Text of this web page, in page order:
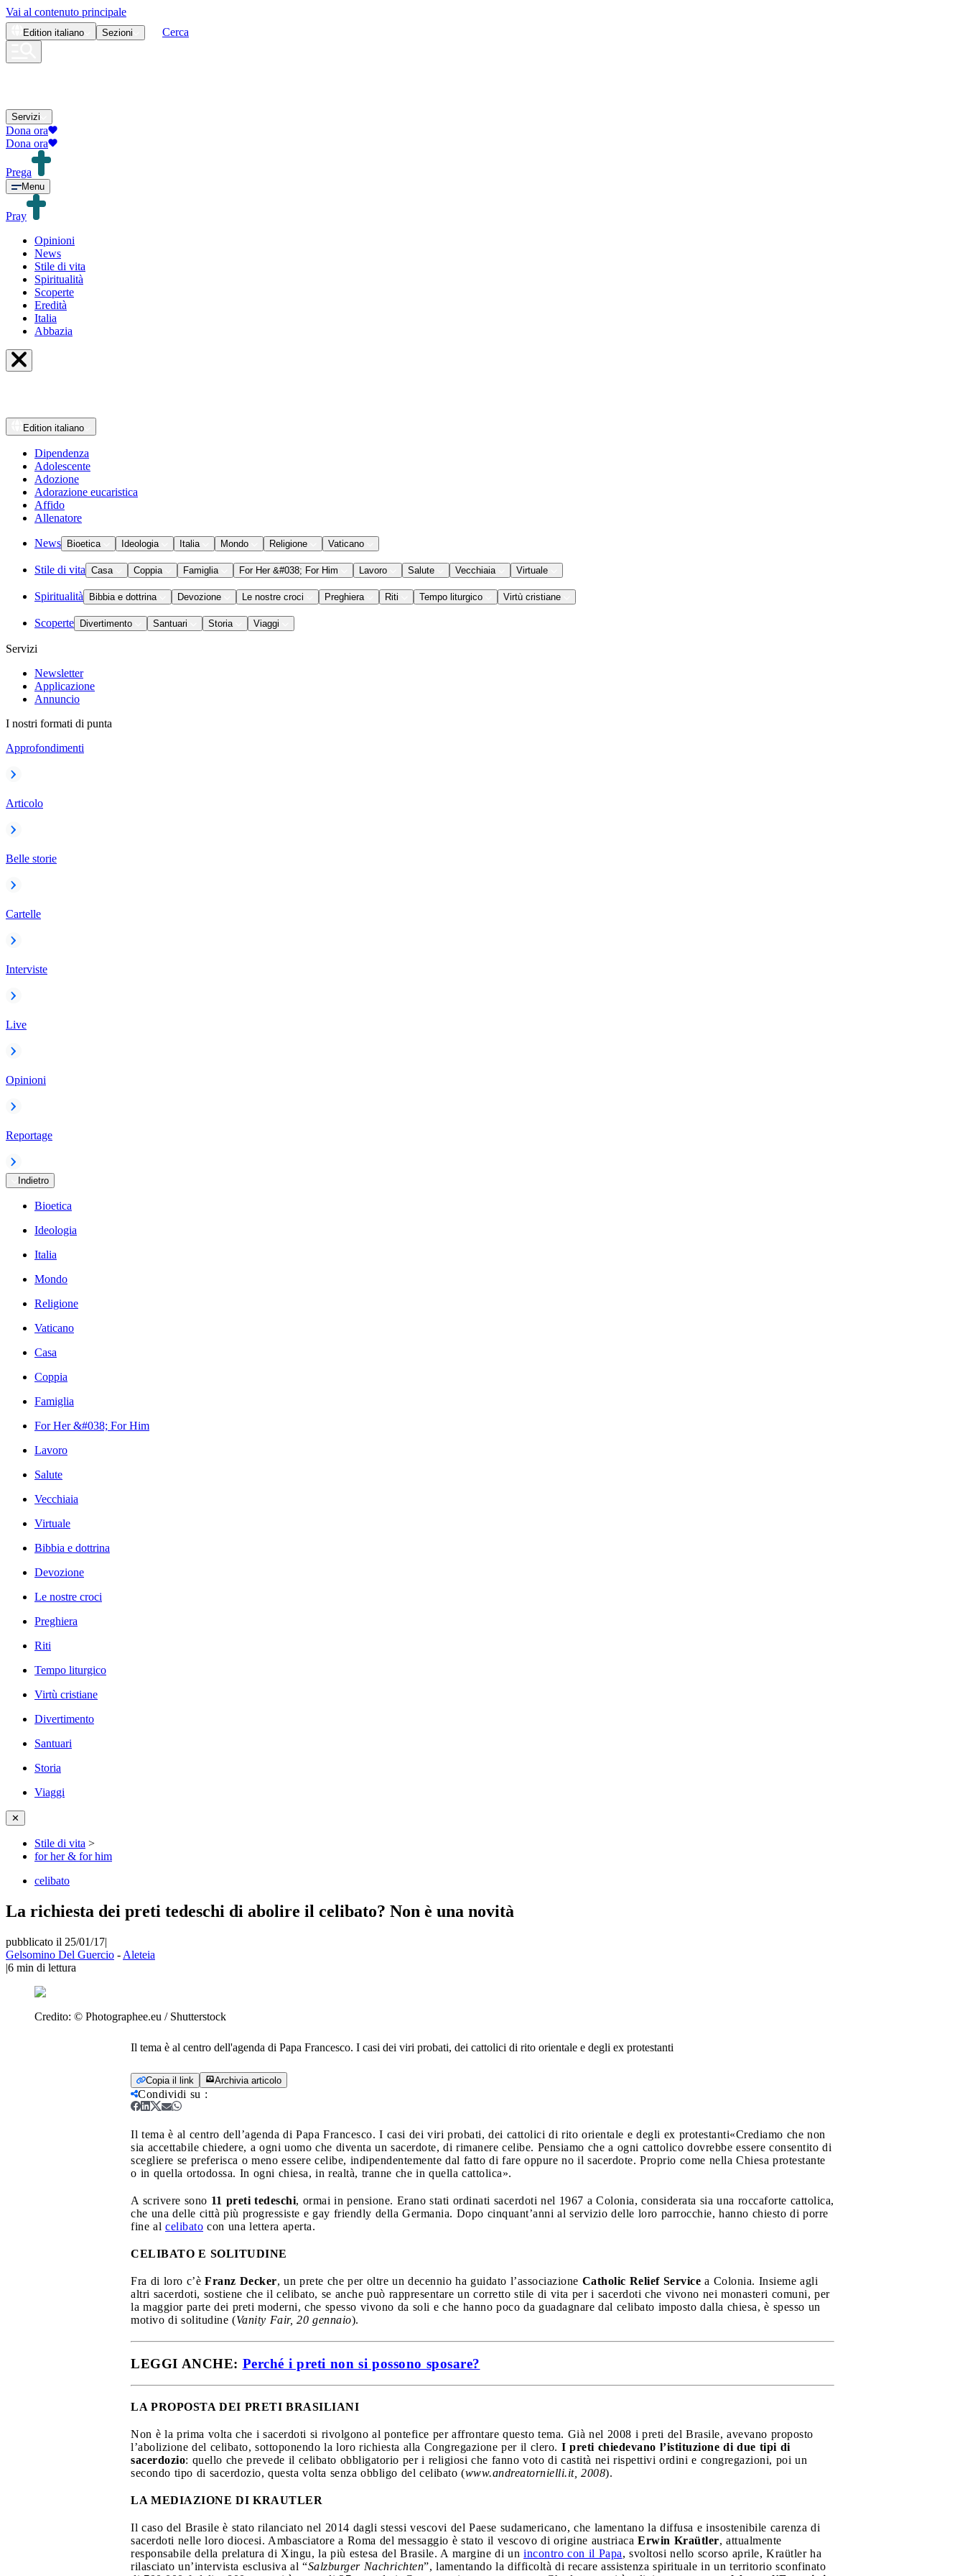
Vai al contenuto principale
Edition italiano Sezioni Cerca
Servizi
Dona ora
Dona ora
Prega
Menu
Pray
Opinioni
News
Stile di vita
Spiritualità
Scoperte
Eredità
Italia
Abbazia
Edition italiano
Dipendenza
Adolescente
Adozione
Adorazione eucaristica
Affido
Allenatore
News Bioetica Ideologia Italia Mondo Religione Vaticano
Stile di vita Casa Coppia Famiglia For Her &#038; For Him Lavoro Salute Vecchiaia Virtuale
Spiritualità Bibbia e dottrina Devozione Le nostre croci Preghiera Riti Tempo liturgico Virtù cristiane
Scoperte Divertimento Santuari Storia Viaggi
Servizi
Newsletter
Applicazione
Annuncio
I nostri formati di punta
Approfondimenti
Articolo
Belle storie
Cartelle
Interviste
Live
Opinioni
Reportage
Indietro
Bioetica
Ideologia
Italia
Mondo
Religione
Vaticano
Casa
Coppia
Famiglia
For Her &#038; For Him
Lavoro
Salute
Vecchiaia
Virtuale
Bibbia e dottrina
Devozione
Le nostre croci
Preghiera
Riti
Tempo liturgico
Virtù cristiane
Divertimento
Santuari
Storia
Viaggi
✕
Stile di vita >
for her & for him
celibato
La richiesta dei preti tedeschi di abolire il celibato? Non è una novità
pubblicato il 25/01/17|
Gelsomino Del Guercio - Aleteia
|6 min di lettura
Credito: © Photographee.eu / Shutterstock
Il tema è al centro dell'agenda di Papa Francesco. I casi dei viri probati, dei cattolici di rito orientale e degli ex protestanti
Copia il link Archivia articolo
Condividi su :
Il tema è al centro dell’agenda di Papa Francesco. I casi dei viri probati, dei cattolici di rito orientale e degli ex protestanti«Crediamo che non
sia accettabile chiedere, a ogni uomo che diventa un sacerdote, di rimanere celibe. Pensiamo che a ogni cattolico dovrebbe essere consentito di
scegliere se preferisca o meno essere celibe, indipendentemente dal fatto di fare oppure no il sacerdote. Proprio come nella Chiesa protestante
o in quella ortodossa. In ogni chiesa, in realtà, tranne che in quella cattolica».
A scrivere sono 11 preti tedeschi, ormai in pensione. Erano stati ordinati sacerdoti nel 1967 a Colonia, considerata sia una roccaforte cattolica,
che una delle città più progressiste e gay friendly della Germania. Dopo cinquant’anni al servizio delle loro parrocchie, hanno chiesto di porre
fine al celibato con una lettera aperta.
CELIBATO E SOLITUDINE
Fra di loro c’è Franz Decker, un prete che per oltre un decennio ha guidato l’associazione Catholic Relief Service a Colonia. Insieme agli
altri sacerdoti, sostiene che il celibato, se anche può rappresentare un corretto stile di vita per i sacerdoti che vivono nei monasteri comuni, per
la maggior parte dei preti moderni, che spesso vivono da soli e che hanno poco da guadagnare dal celibato imposto dalla chiesa, è spesso un
motivo di solitudine (Vanity Fair, 20 gennaio).
LEGGI ANCHE: Perché i preti non si possono sposare?
LA PROPOSTA DEI PRETI BRASILIANI
Non è la prima volta che i sacerdoti si rivolgono al pontefice per affrontare questo tema. Già nel 2008 i preti del Brasile, avevano proposto
l’abolizione del celibato, sottoponendo la loro richiesta alla Congregazione per il clero. I preti chiedevano l’istituzione di due tipi di
sacerdozio: quello che prevede il celibato obbligatorio per i religiosi che fanno voto di castità nei rispettivi ordini e congregazioni, poi un
secondo tipo di sacerdozio, questa volta senza obbligo del celibato (www.andreatornielli.it, 2008).
LA MEDIAZIONE DI KRAUTLER
Il caso del Brasile è stato rilanciato nel 2014 dagli stessi vescovi del Paese sudamericano, che lamentano la diffusa e insostenibile carenza di
sacerdoti nelle loro diocesi. Ambasciatore a Roma del messaggio è stato il vescovo di origine austriaca Erwin Kraütler, attualmente
responsabile della prelatura di Xingu, la più estesa del Brasile. A margine di un incontro con il Papa, svoltosi nello scorso aprile, Kraütler ha
rilasciato un’intervista esclusiva al “Salzburger Nachrichten”, lamentando la difficoltà di recare assistenza spirituale in un territorio sconfinato